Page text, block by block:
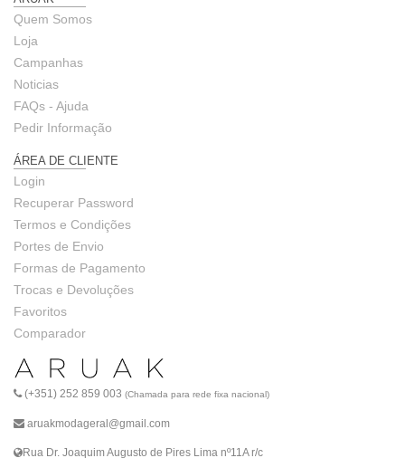
Quem Somos
Loja
Campanhas
Noticias
FAQs - Ajuda
Pedir Informação
ÁREA DE CLIENTE
Login
Recuperar Password
Termos e Condições
Portes de Envio
Formas de Pagamento
Trocas e Devoluções
Favoritos
Comparador
(+351) 252 859 003 (Chamada para rede fixa nacional)
aruakmodageral@gmail.com
Rua Dr. Joaquim Augusto de Pires Lima nº11A r/c